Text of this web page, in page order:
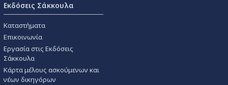
Εκδόσεις Σάκκουλα
Καταστήματα
Επικοινωνία
Εργασία στις Εκδόσεις
Σάκκουλα
Κάρτα μέλους ασκούμενων και
νέων δικηγόρων